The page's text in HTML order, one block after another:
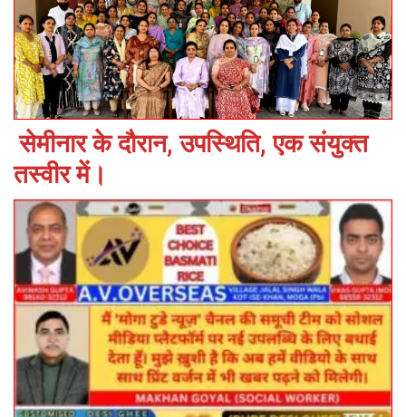
सेमीनार के दौरान, उपस्थिति, एक संयुक्त
तस्वीर में।